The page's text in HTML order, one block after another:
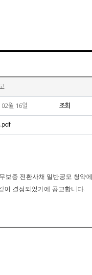
02월 16일 조회
.pdf
무보증 전환사채 일반공모 청약에
이 결정되었기에 공고합니다.